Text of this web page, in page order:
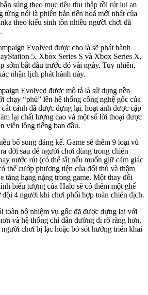
súng theo mục tiêu thu thập rồi rút lui an
từng nói là phiên bản tiến hoá mới nhất của
theo kiểu sinh tồn nhiều người chơi đã
Evolved được cho là sẽ phát hành
5, Xbox Series S và Xbox Series X,
sớm bắt đầu trước đó vài ngày. Tuy nhiên,
nhận lịch phát hành này.
Evolved được mô tả là sử dụng nền
chạy “phủ” lên hệ thống công nghệ gốc của
cảnh đã được dựng lại, hoạt ảnh được cập
lại chất lượng cao và một số lời thoại được
viên lồng tiếng ban đầu.
bổ sung đáng kể. Game sẽ thêm 9 loại vũ
đời sau để người chơi dùng trong chiến
nước rút (có thể tắt nếu muốn giữ cảm giác
thể cướp phương tiện của đối thủ và thậm
tăng hạng nặng trong game. Một thay đổi
biểu tượng của Halo sẽ có thêm một ghế
đội 4 người khi chơi phối hợp toàn chiến dịch.
toàn bộ nhiệm vụ gốc đã được dựng lại với
và hệ thống chỉ dẫn đường đi rõ ràng hơn,
chơi bị lạc hoặc bỏ sót hướng triển khai